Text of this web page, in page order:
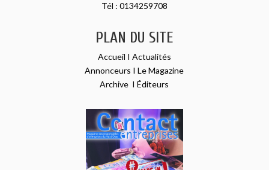
Tél : 0134259708
PLAN DU SITE
Accueil I Actualités
Annonceurs ILe Magazine
Archive IÉditeurs